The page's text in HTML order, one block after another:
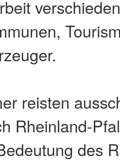
reisten
Rheinland-
des